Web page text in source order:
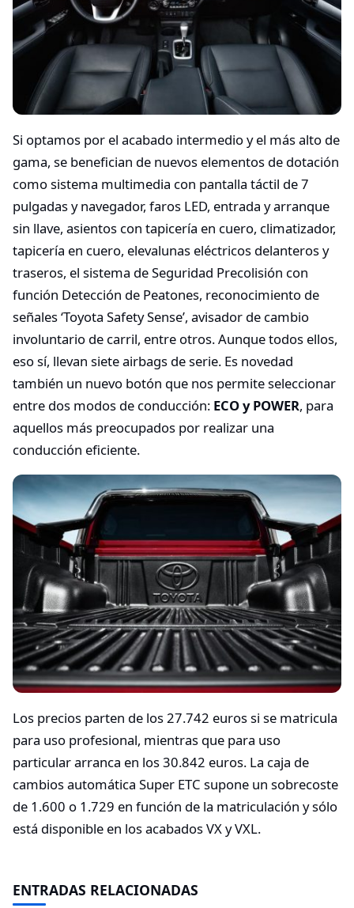
Si optamos por el acabado intermedio y el más alto de
gama, se benefician de nuevos elementos de dotación
como sistema multimedia con pantalla táctil de 7
pulgadas y navegador, faros LED, entrada y arranque
sin llave, asientos con tapicería en cuero, climatizador,
tapicería en cuero, elevalunas eléctricos delanteros y
traseros, el sistema de Seguridad Precolisión con
función Detección de Peatones, reconocimiento de
señales ‘Toyota Safety Sense’, avisador de cambio
involuntario de carril, entre otros. Aunque todos ellos,
eso sí, llevan siete airbags de serie. Es novedad
también un nuevo botón que nos permite seleccionar
entre dos modos de conducción: ECO y POWER, para
aquellos más preocupados por realizar una
conducción eficiente.
Los precios parten de los 27.742 euros si se matricula
para uso profesional, mientras que para uso
particular arranca en los 30.842 euros. La caja de
cambios automática Super ETC supone un sobrecoste
de 1.600 o 1.729 en función de la matriculación y sólo
está disponible en los acabados VX y VXL.
ENTRADAS RELACIONADAS